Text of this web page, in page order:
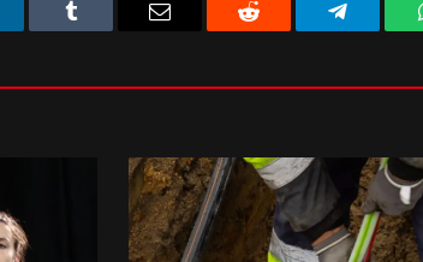
Tumblr Email Reddit Telegram